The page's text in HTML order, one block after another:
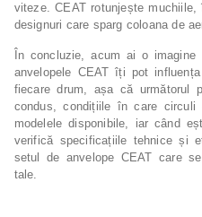
viteze. CEAT rotunjește
designuri care sparg coloana de
În concluzie, acum ai o
anvelopele CEAT îți pot
fiecare drum, așa că
condus, condițiile în care
modelele disponibile, iar când
verifică specificațiile tehnice și
setul de anvelope CEAT care
tale.